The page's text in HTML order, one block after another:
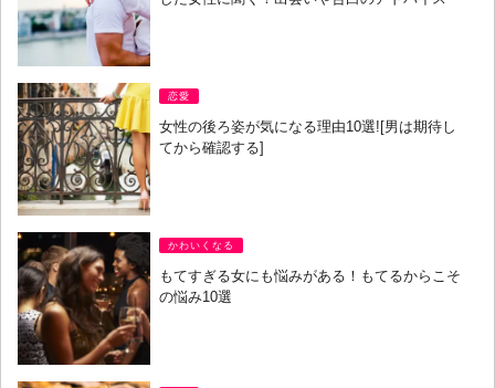
恋愛
女性の後ろ姿が気になる理由10選![男は期待し
てから確認する]
かわいくなる
もてすぎる女にも悩みがある！もてるからこそ
の悩み10選